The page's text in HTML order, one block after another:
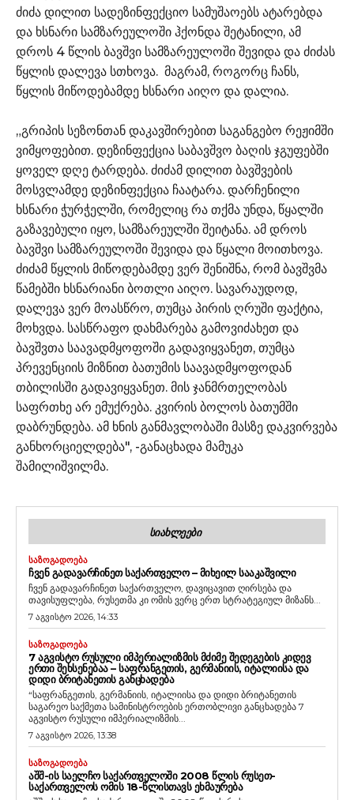
ძიძა დილით სადეზინფექციო სამუშაოებს ატარებდა
და ხსნარი სამზარეულოში ჰქონდა შეტანილი, ამ
დროს 4 წლის ბავშვი სამზარეულოში შევიდა და ძიძას
წყლის დალევა სთხოვა. მაგრამ, როგორც ჩანს,
წყლის მიწოდებამდე ხსნარი აიღო და დალია.
„გრიპის სეზონთან დაკავშირებით საგანგებო რეჟიმში
ვიმყოფებით. დეზინფექცია საბავშვო ბაღის ჯგუფებში
ყოველ დღე ტარდება. ძიძამ დილით ბავშვების
მოსვლამდე დეზინფექცია ჩაატარა. დარჩენილი
ხსნარი ჭურჭელში, რომელიც რა თქმა უნდა, წყალში
გაზავებული იყო, სამზარეულში შეიტანა. ამ დროს
ბავშვი სამზარეულოში შევიდა და წყალი მოითხოვა.
ძიძამ წყლის მიწოდებამდე ვერ შენიშნა, რომ ბავშვმა
წამებში ხსნარიანი ბოთლი აიღო. სავარაუდოდ,
დალევა ვერ მოასწრო, თუმცა პირის ღრუში ფაქტია,
მოხვდა. სასწრაფო დახმარება გამოვიძახეთ და
ბავშვთა საავადმყოფოში გადავიყვანეთ, თუმცა
პრევენციის მიზნით ბათუმის საავადმყოფოდან
თბილისში გადავიყვანეთ. მის ჯანმრთელობას
საფრთხე არ ემუქრება. კვირის ბოლოს ბათუმში
დაბრუნდება. ამ ხნის განმავლობაში მასზე დაკვირვება
განხორციელდება", -განაცხადა მამუკა
შამილიშვილმა.
ᲡᲘᲐᲮᲚᲔᲔᲑᲘ
ᲡᲐᲖᲝᲒᲐᲓᲝᲔᲑᲐ
ᲩᲕᲔᲜ ᲒᲐᲓᲐᲕᲐᲠᲩᲘᲜᲔᲗ ᲡᲐᲥᲐᲠᲗᲕᲔᲚᲝ – ᲛᲘᲮᲔᲘᲚ ᲡᲐᲐᲙᲐᲨᲕᲘᲚᲘ
ჩვენ გადავარჩინეთ საქართველო, დავიცავით ღირსება და
თავისუფლება, რუსეთმა კი ომის ვერც ერთ სტრატეგიულ მიზანს...
7 აგვისტო 2026, 14:33
ᲡᲐᲖᲝᲒᲐᲓᲝᲔᲑᲐ
7 ᲐᲒᲕᲘᲡᲢᲝ ᲠᲣᲡᲣᲚᲘ ᲘᲛᲞᲔᲠᲘᲐᲚᲘᲖᲛᲘᲡ ᲛᲫᲘᲛᲔ ᲨᲔᲓᲔᲒᲔᲑᲘᲡ ᲙᲘᲓᲔᲕ
ᲔᲠᲗᲘ ᲨᲔᲮᲡᲔᲜᲔᲑᲐᲐ – ᲡᲐᲤᲠᲐᲜᲒᲔᲗᲘᲡ, ᲒᲔᲠᲛᲐᲜᲘᲘᲡ, ᲘᲢᲐᲚᲘᲘᲡᲐ ᲓᲐ
ᲓᲘᲓᲘ ᲑᲠᲘᲢᲐᲜᲔᲗᲘᲡ ᲒᲐᲜᲪᲮᲐᲓᲔᲑᲐ
“საფრანგეთის, გერმანიის, იტალიისა და დიდი ბრიტანეთის
საგარეო საქმეთა სამინისტროების ერთობლივი განცხადება 7
აგვისტო რუსული იმპერიალიზმის...
7 აგვისტო 2026, 13:38
ᲡᲐᲖᲝᲒᲐᲓᲝᲔᲑᲐ
ᲐᲨᲨ-ᲘᲡ ᲡᲐᲔᲚᲩᲝ ᲡᲐᲥᲐᲠᲗᲕᲔᲚᲝᲨᲘ 2008 ᲬᲚᲘᲡ ᲠᲣᲡᲔᲗ-
ᲡᲐᲥᲐᲠᲗᲕᲔᲚᲝᲡ ᲝᲛᲘᲡ 18-ᲬᲚᲘᲡᲗᲐᲕᲡ ᲔᲮᲛᲐᲣᲠᲔᲑᲐ